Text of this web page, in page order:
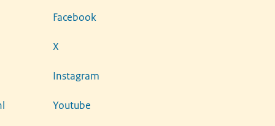
Facebook
X
Instagram
Youtube